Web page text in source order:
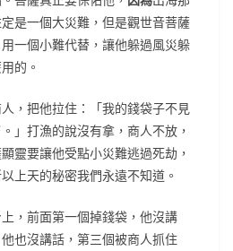
是一個大災難，但是觀世音菩薩
一個小難代替，讓他躲過風災躲
的。
，把他拉住：「我的錢袋子不見
」打漁的說沒有拿，商人不放，
靈要讓他受點小災難逃過死劫，
上天的秘密我們永遠不知道。
，前面第一個掉錢袋，他沒講
也沒講話，第三個被商人抓住